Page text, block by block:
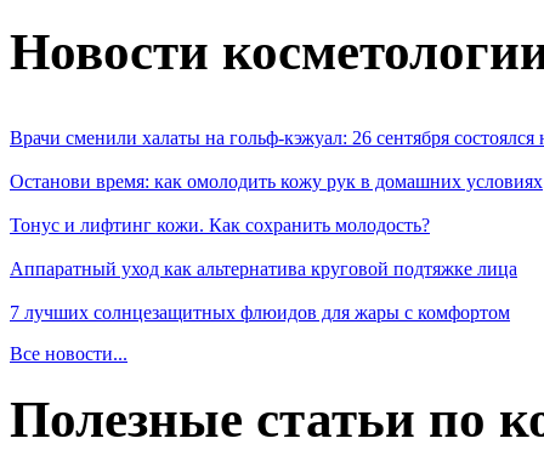
Новости
Врачи сменили халаты на гольф-кэжуал: 26 сентября
Останови время: как омолодить кожу рук в домашних условиях
Тонус и лифтинг кожи. Как сохранить молодость?
Аппаратный уход как альтернатива круговой подтяжке лица
7 лучших солнцезащитных флюидов для жары с комфортом
Все новости...
Полезные статьи по